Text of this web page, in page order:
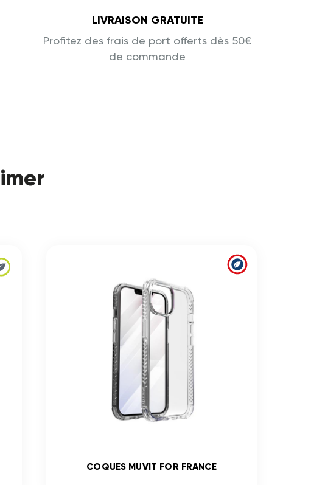
LIVRAISON GRATUITE
Profitez des frais de port offerts dès 50€
de commande
COQUES MUVIT FOR FRANCE